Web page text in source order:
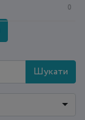
0
Шукати